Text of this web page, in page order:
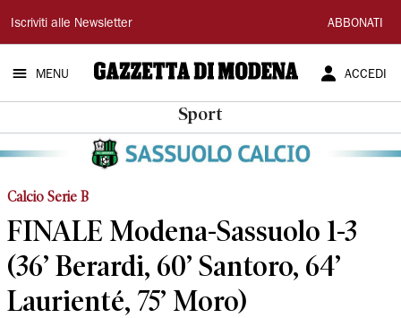
Gazzetta
di
Modena
Iscriviti alle Newsletter ABBONATI
MENU ACCEDI
Sport
Calcio Serie B
FINALE Modena-Sassuolo 1-3
(36’ Berardi, 60’ Santoro, 64’
Laurienté, 75’ Moro)